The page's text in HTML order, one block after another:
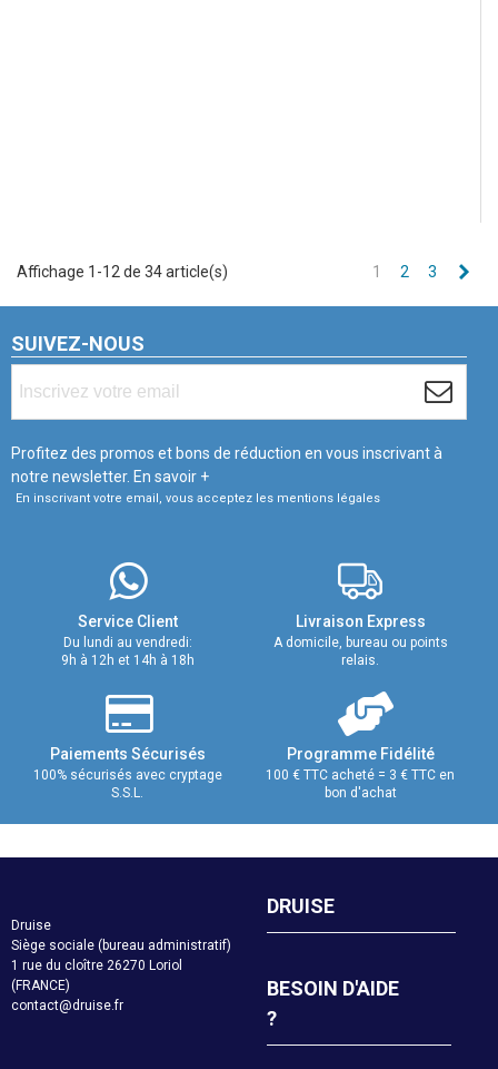
Affichage 1-12 de 34 article(s) 1 2 3
SUIVEZ-NOUS
Profitez des promos et bons de réduction en vous inscrivant à
notre newsletter. En savoir +
En inscrivant votre email, vous acceptez les mentions légales
Service Client
Du lundi au vendredi:
9h à 12h et 14h à 18h
Livraison Express
A domicile, bureau ou points
relais.
Paiements Sécurisés
100% sécurisés avec cryptage
S.S.L.
Programme Fidélité
100 € TTC acheté = 3 € TTC en
bon d'achat
Druise
Siège sociale (bureau administratif)
1 rue du cloître 26270 Loriol
(FRANCE)
contact@druise.fr
DRUISE
BESOIN D'AIDE
?